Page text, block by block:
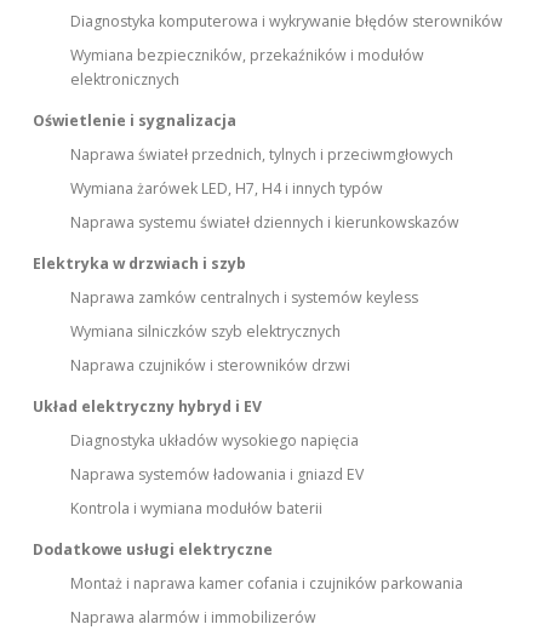
Diagnostyka komputerowa i wykrywanie błędów sterowników
Wymiana bezpieczników, przekaźników i modułów
elektronicznych
Oświetlenie i sygnalizacja
Naprawa świateł przednich, tylnych i przeciwmgłowych
Wymiana żarówek LED, H7, H4 i innych typów
Naprawa systemu świateł dziennych i kierunkowskazów
Elektryka w drzwiach i szyb
Naprawa zamków centralnych i systemów keyless
Wymiana silniczków szyb elektrycznych
Naprawa czujników i sterowników drzwi
Układ elektryczny hybryd i EV
Diagnostyka układów wysokiego napięcia
Naprawa systemów ładowania i gniazd EV
Kontrola i wymiana modułów baterii
Dodatkowe usługi elektryczne
Montaż i naprawa kamer cofania i czujników parkowania
Naprawa alarmów i immobilizerów